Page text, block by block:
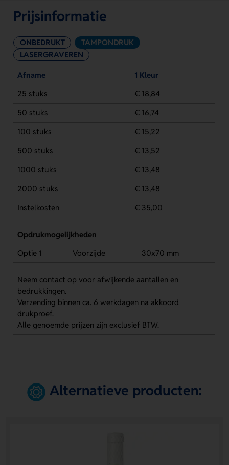
Prijsinformatie
ONBEDRUKT
TAMPONDRUK
LASERGRAVEREN
Afname
1 Kleur
25 stuks
€ 18,84
50 stuks
€ 16,74
100 stuks
€ 15,22
500 stuks
€ 13,52
1000 stuks
€ 13,48
2000 stuks
€ 13,48
Instelkosten
€ 35,00
Opdrukmogelijkheden
Optie 1
Voorzijde 30x70 mm
Neem contact op voor afwijkende aantallen en
bedrukkingen.
Verzending binnen ca. 6 werkdagen na akkoord
drukproef.
Alle genoemde prijzen zijn exclusief BTW.
Alternatieve producten: